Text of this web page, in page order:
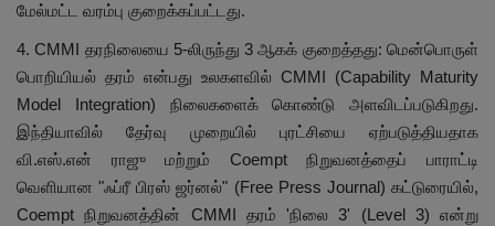
மேல்மட்ட வரம்பு குறைக்கப்பட்டது.
4. CMMI தரநிலையை 5-லிருந்து 3 ஆகக் குறைத்தது: மென்பொருள்
பொறியியல் தரம் என்பது உலகளவில் CMMI (Capability Maturity
Model Integration) நிலைகளைக் கொண்டு அளவிடப்படுகிறது.
இந்தியாவில் தேர்வு முறையில் புரட்சியை ஏற்படுத்தியதாக
வி.எஸ்.என் ராஜு மற்றும் Coempt நிறுவனத்தைப் பாராட்டி
வெளியான "ஃப்ரீ பிரஸ் ஜர்னல்" (Free Press Journal) கட்டுரையில்,
Coempt நிறுவனத்தின் CMMI தரம் 'நிலை 3' (Level 3) என்று